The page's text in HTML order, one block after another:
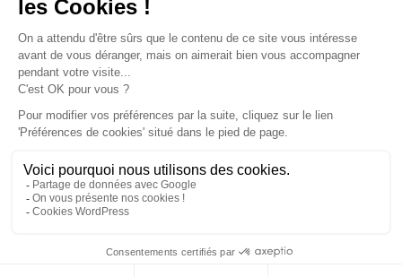
puissance publique à l’entreprise ou aux personnes qui en bénéficient.
Actualités
Carrières
Tranquillité résidentielle
Protection des vacants
L'Académie